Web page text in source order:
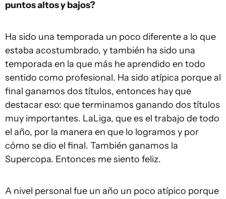
puntos altos y bajos?
Ha sido una temporada un poco diferente a lo que
estaba acostumbrado, y también ha sido una
temporada en la que más he aprendido en todo
sentido como profesional. Ha sido atípica porque al
final ganamos dos títulos, entonces hay que
destacar eso: que terminamos ganando dos títulos
muy importantes. LaLiga, que es el trabajo de todo
el año, por la manera en que lo logramos y por
cómo se dio el final. También ganamos la
Supercopa. Entonces me siento feliz.
A nivel personal fue un año un poco atípico porque